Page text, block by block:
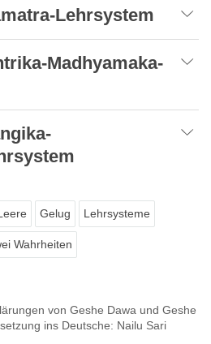
Lehrsystem
Madhyamaka-
Gelug Lehrsysteme
Wahrheiten
von Geshe Dawa und Geshe
ins Deutsche: Nailu Sari